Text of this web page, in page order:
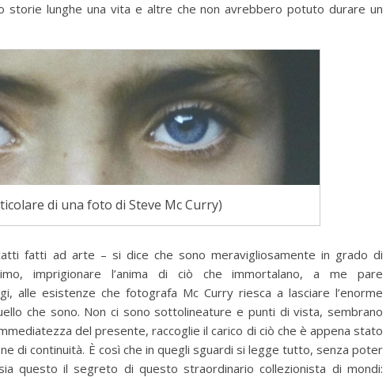
storie lunghe una vita e altre che non avrebbero potuto durare un
di una foto di Steve Mc Curry)
fatti ad arte – si dice che sono meravigliosamente in grado di
imprigionare l’anima di ciò che immortalano, a me pare
alle esistenze che fotografa Mc Curry riesca a lasciare l’enorme
che sono. Non ci sono sottolineature e punti di vista, sembrano
del presente, raccoglie il carico di ciò che è appena stato
di continuità. È così che in quegli sguardi si legge tutto, senza poter
questo il segreto di questo straordinario collezionista di mondi:
Selva in mostra a
off (@Bottega
news
L’Eredità di Babele a
Disognando